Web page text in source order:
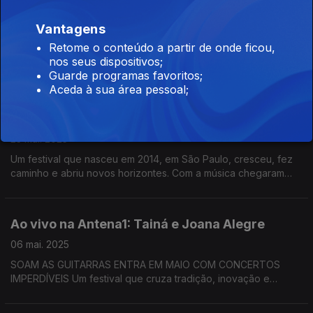
23 mai. 2025
A celebração da nova música popular brasileira. Com a
contribuição de Henrique Anacleto em São Paulo. A música é
de Tom Zé, um dos nomes da primeira edição do Coala
Festival.
Um festival que nasceu em 2014, em São Paulo, cresceu, fez
caminho e abriu novos horizontes. Com a música chegaram
Ao vivo na Antena1: Tainá e Joana Alegre
06 mai. 2025
SOAM AS GUITARRAS ENTRA EM MAIO COM CONCERTOS
IMPERDÍVEIS Um festival que cruza tradição, inovação e
Vantagens
Retome o conteúdo a partir de onde ficou,
nos seus dispositivos;
Guarde programas favoritos;
Aceda à sua área pessoal;